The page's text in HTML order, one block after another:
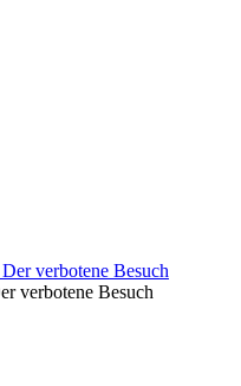
verbotene Besuch